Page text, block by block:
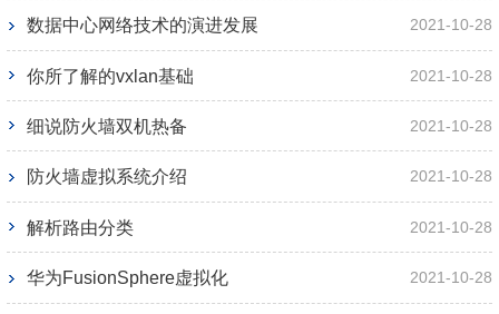
数据中心网络技术的演进发展 2021-10-28
你所了解的vxlan基础 2021-10-28
细说防火墙双机热备 2021-10-28
防火墙虚拟系统介绍 2021-10-28
解析路由分类 2021-10-28
华为FusionSphere虚拟化 2021-10-28